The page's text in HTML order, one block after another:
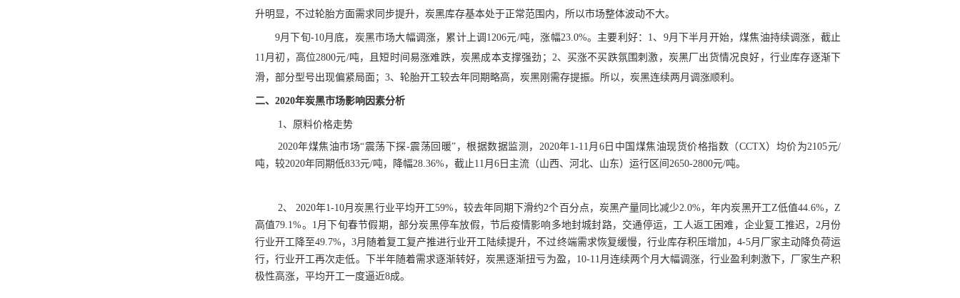
升明显，不过轮胎方面需求同步提升，炭黑库存基本处于正常范围内，所以市场整体波动不大。
9月下旬-10月底，炭黑市场大幅调涨，累计上调1206元/吨，涨幅23.0%。主要利好：1、9月下半月开始，煤焦油持续调涨，截止
11月初，高位2800元/吨，且短时间易涨难跌，炭黑成本支撑强劲；2、买涨不买跌氛围刺激，炭黑厂出货情况良好，行业库存逐渐下
滑，部分型号出现偏紧局面；3、轮胎开工较去年同期略高，炭黑刚需存提振。所以，炭黑连续两月调涨顺利。
二、 2020年炭黑市场影响因素分析
1、原料价格走势
2020年煤焦油市场“震荡下探-震荡回暖”，根据数据监测，2020年1-11月6日中国煤焦油现货价格指数（CCTX）均价为2105元/
吨，较2020年同期低833元/吨，降幅28.36%，截止11月6日主流（山西、河北、山东）运行区间2650-2800元/吨。
2、 2020年1-10月炭黑行业平均开工59%，较去年同期下滑约2个百分点，炭黑产量同比减少2.0%，年内炭黑开工Z低值44.6%，Z
高值79.1%。1月下旬春节假期，部分炭黑停车放假，节后疫情影响多地封城封路，交通停运，工人返工困难，企业复工推迟，2月份
行业开工降至49.7%，3月随着复工复产推进行业开工陆续提升，不过终端需求恢复缓慢，行业库存积压增加，4-5月厂家主动降负荷运
行，行业开工再次走低。下半年随着需求逐渐转好，炭黑逐渐扭亏为盈，10-11月连续两个月大幅调涨，行业盈利刺激下，厂家生产积
极性高涨，平均开工一度逼近8成。